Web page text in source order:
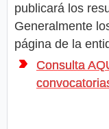
publicará los
Generalmente
página de la
Consulta